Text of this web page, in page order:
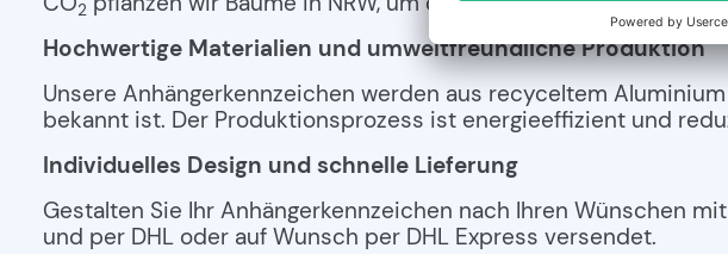
2
Hochwertige Materialien und umweltfreundliche Produktion
Unsere Anhängerkennzeichen werden aus recyceltem
bekannt ist. Der Produktionsprozess ist energieeffizient und
Individuelles Design und schnelle Lieferung
Gestalten Sie Ihr Anhängerkennzeichen nach Ihren Wünschen
und per DHL oder auf Wunsch per DHL Express versendet.